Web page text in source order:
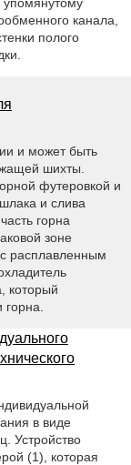
канала,
полого
и может быть
шихты.
футеровкой и
и слива
горна
зоне
с расплавленным
который
в виде
Устройство
(1), которая